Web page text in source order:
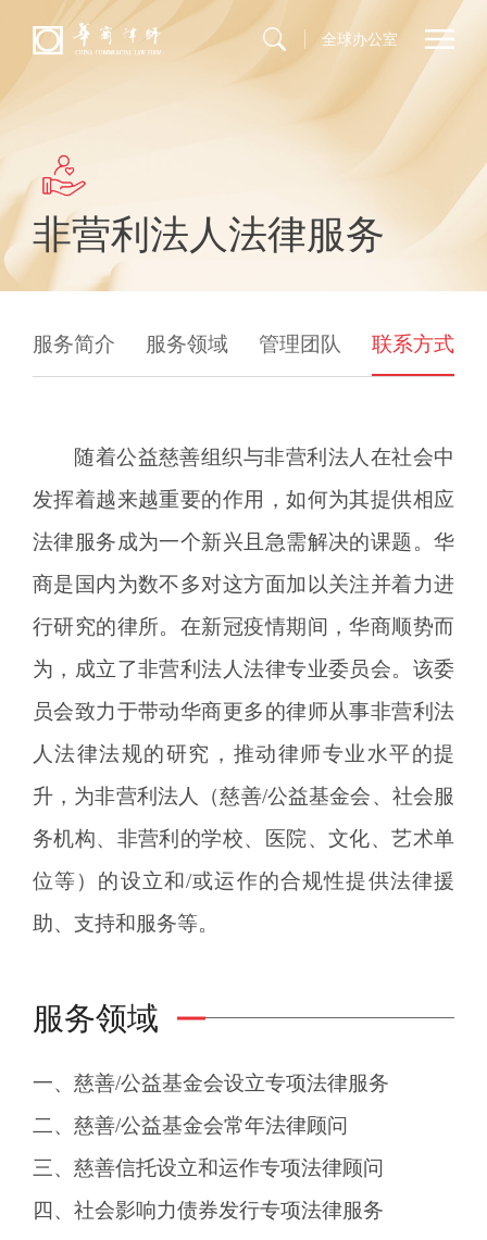
全球办公室
非营利法人法律服务
服务简介 服务领域 管理团队 联系方式
随着公益慈善组织与非营利法人在社会中
发挥着越来越重要的作用，如何为其提供相应
法律服务成为一个新兴且急需解决的课题。华
商是国内为数不多对这方面加以关注并着力进
行研究的律所。在新冠疫情期间，华商顺势而
为，成立了非营利法人法律专业委员会。该委
员会致力于带动华商更多的律师从事非营利法
人法律法规的研究，推动律师专业水平的提
升，为非营利法人（慈善/公益基金会、社会服
务机构、非营利的学校、医院、文化、艺术单
位等）的设立和/或运作的合规性提供法律援
助、支持和服务等。
服务领域
一、慈善/公益基金会设立专项法律服务
二、慈善/公益基金会常年法律顾问
三、慈善信托设立和运作专项法律顾问
四、社会影响力债券发行专项法律服务